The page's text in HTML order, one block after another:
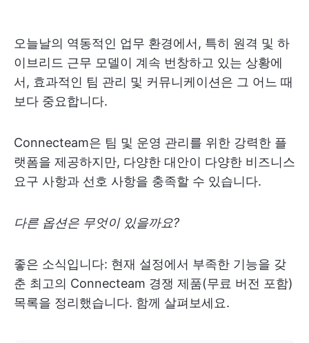
오늘날의 역동적인 업무 환경에서, 특히 원격 및 하
이브리드 근무 모델이 계속 번창하고 있는 상황에
서, 효과적인 팀 관리 및 커뮤니케이션은 그 어느 때
보다 중요합니다.
Connecteam은 팀 및 운영 관리를 위한 강력한 플
랫폼을 제공하지만, 다양한 대안이 다양한 비즈니스
요구 사항과 선호 사항을 충족할 수 있습니다.
다른 옵션은 무엇이 있을까요?
좋은 소식입니다: 현재 설정에서 부족한 기능을 갖
춘 최고의 Connecteam 경쟁 제품(무료 버전 포함)
목록을 정리했습니다. 함께 살펴보세요.